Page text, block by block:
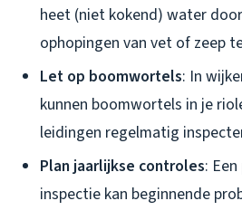
heet (niet kokend) water
ophopingen van vet of zeep
Let op boomwortels: In
kunnen boomwortels in je
leidingen regelmatig
Plan jaarlijkse controles:
inspectie kan beginnende